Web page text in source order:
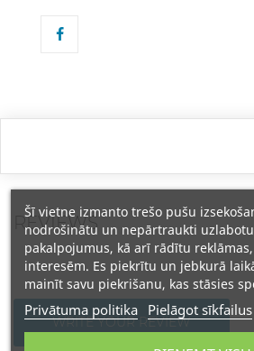
REVIEWS
WRITE YOUR REVIEW
Šī vietne izmanto trešo pušu
nodrošinātu un nepārtraukti
pakalpojumus, kā arī rādītu
interesēm. Es piekrītu un jebkurā
mainīt savu piekrišanu, kas stāsies
Privātuma politika Pielāgot sīkfailus